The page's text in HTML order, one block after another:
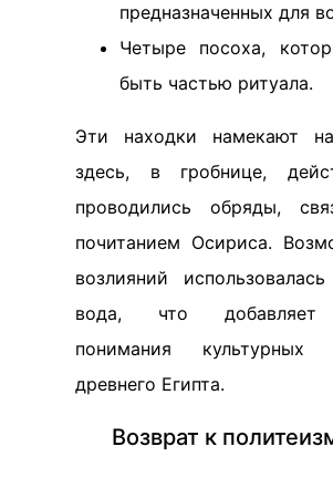
предназначенных для
Четыре посоха,
быть частью ритуала.
Эти находки намекают
здесь, в гробнице,
проводились обряды,
почитанием Осириса.
возлияний
вода, что добавляет
понимания культурных
древнего Египта.
Возврат к